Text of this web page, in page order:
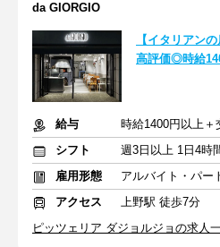
da GIORGIO
【イタリアン
高評価◎時給
給与
時給1400円以上＋
シフト
雇用形態
アルバイト・パー
アクセス
上野駅 徒歩7分
ピッツェリア ダジョルジョの求人